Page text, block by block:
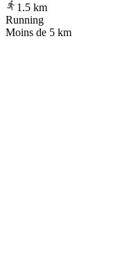
1.5 km
Running
Moins de 5 km